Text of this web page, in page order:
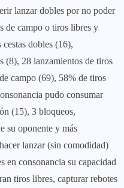
lanzar dobles por no poder
de campo o tiros libres y
dobles (16),
(8), 28 lanzamientos de tiros
campo (69), 58% de tiros
pudo consumar
(15), 3 bloqueos,
su oponente y más
lanzar (sin comodidad)
en consonancia su capacidad
tiros libres, capturar rebotes